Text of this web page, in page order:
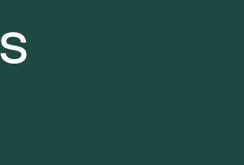
On fait partie d’une
International. Nos
interventions se